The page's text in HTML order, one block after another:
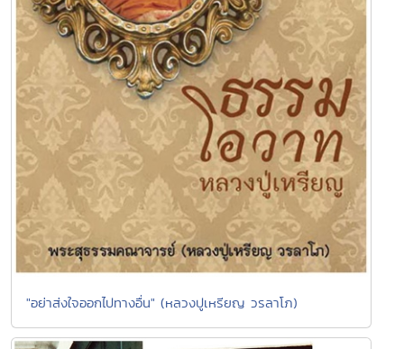
"อย่าส่งใจออกไปทางอื่น" (หลวงปูเหรียญ วรลาโภ)